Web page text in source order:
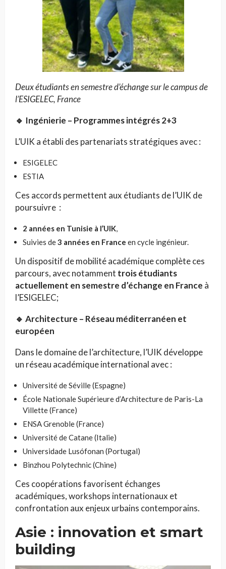
Deux étudiants en semestre d’échange sur le campus de
l’ESIGELEC, France
🔹 Ingénierie – Programmes intégrés 2+3
L’UIK a établi des partenariats stratégiques avec :
ESIGELEC
ESTIA
Ces accords permettent aux étudiants de l’UIK de
poursuivre :
2 années en Tunisie à l’UIK,
Suivies de3 années en France en cycle ingénieur.
Un dispositif de mobilité académique complète ces
parcours, avec notamment trois étudiants
actuellement en semestre d’échange en France à
l’ESIGELEC;
🔹 Architecture – Réseau méditerranéen et
européen
Dans le domaine de l’architecture, l’UIK développe
un réseau académique international avec :
Université de Séville (Espagne)
École Nationale Supérieure d’Architecture de Paris-La
Villette (France)
ENSA Grenoble (France)
Université de Catane (Italie)
Universidade Lusófonan (Portugal)
Binzhou Polytechnic (Chine)
Ces coopérations favorisent échanges
académiques, workshops internationaux et
confrontation aux enjeux urbains contemporains.
Asie : innovation et smart
building